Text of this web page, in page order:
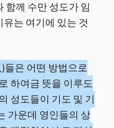
함께 수만 성도가 임
는 여기에 있는 것
들은 어떤 방법으로
하여금 뜻을 이루도
성도들이 기도 및 기
가운데 영인들의 상